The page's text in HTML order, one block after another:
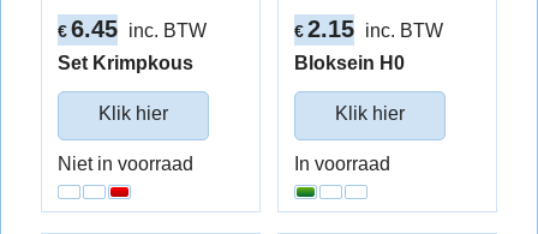
€ 6.45 inc. BTW
Set Krimpkous
Klik hier
Niet in voorraad
€2.15 inc. BTW
Bloksein H0
Klik hier
In voorraad